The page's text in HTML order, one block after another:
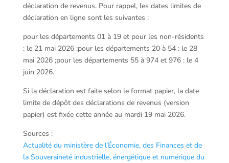
déclaration de revenus. Pour rappel, les dates limites de
déclaration en ligne sont les suivantes :
pour les départements 01 à 19 et pour les non-résidents
: le 21 mai 2026 ;pour les départements 20 à 54 : le 28
mai 2026 ;pour les départements 55 à 974 et 976 : le 4
juin 2026.
Si la déclaration est faite selon le format papier, la date
limite de dépôt des déclarations de revenus (version
papier) est fixée cette année au mardi 19 mai 2026.
Sources :
Actualité du ministère de l’Économie, des Finances et de
la Souveraineté industrielle, énergétique et numérique du